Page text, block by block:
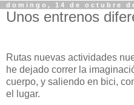
domingo, 14 de octubre
Unos entrenos
Rutas nuevas actividades
he dejado correr la
cuerpo, y saliendo en bici,
el lugar.